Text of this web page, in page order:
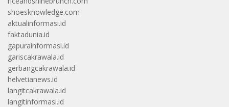
shoesknowledge.com
aktualinformasi.id
faktadunia.id
gapurainformasi.id
gariscakrawala.id
gerbangcakrawala.id
helvetianews.id
langitcakrawala.id
langitinformasi.id